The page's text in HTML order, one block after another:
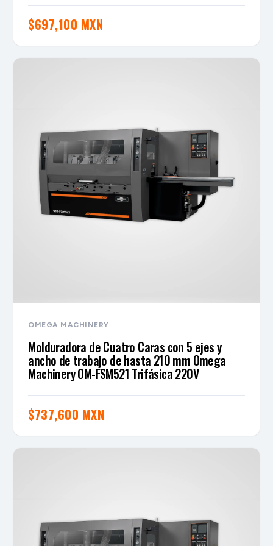
$697,100 MXN
OMEGA MACHINERY
Molduradora de Cuatro Caras con 5 ejes y
ancho de trabajo de hasta 210 mm Omega
Machinery OM-FSM521 Trifásica 220V
$737,600 MXN